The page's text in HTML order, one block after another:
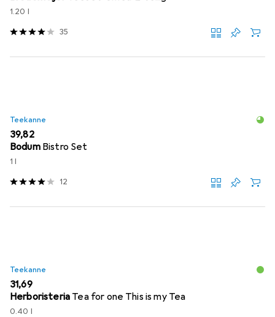
1.20 l
35
Teekanne
EUR
39,82
Bodum Bistro Set
1 l
12
Teekanne
EUR
31,69
Herboristeria Tea for one This is my Tea
0.40 l